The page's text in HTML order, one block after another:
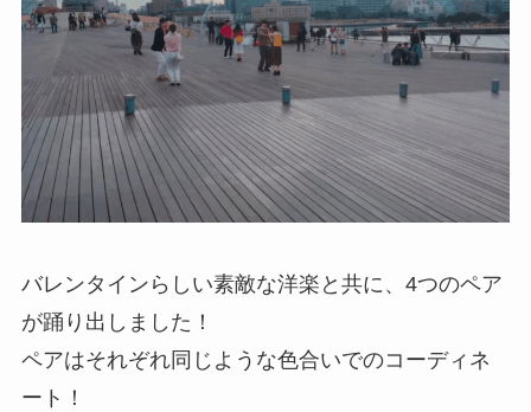
バレンタインらしい素敵な洋楽と共に、4つのペア
が踊り出しました！
ペアはそれぞれ同じような色合いでのコーディネ
ート！